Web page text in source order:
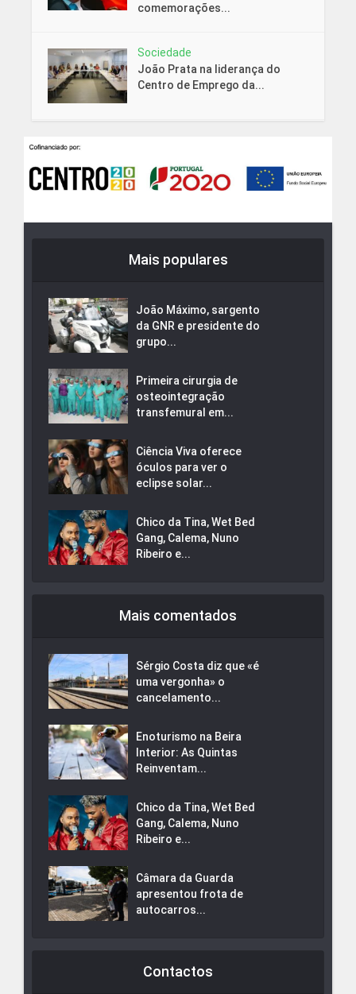
comemorações...
Sociedade
João Prata na liderança do
Centro de Emprego da...
Mais populares
João Máximo, sargento
da GNR e presidente do
grupo...
Primeira cirurgia de
osteointegração
transfemural em...
Ciência Viva oferece
óculos para ver o
eclipse solar...
Chico da Tina, Wet Bed
Gang, Calema, Nuno
Ribeiro e...
Mais comentados
Sérgio Costa diz que «é
uma vergonha» o
cancelamento...
Enoturismo na Beira
Interior: As Quintas
Reinventam...
Chico da Tina, Wet Bed
Gang, Calema, Nuno
Ribeiro e...
Câmara da Guarda
apresentou frota de
autocarros...
Contactos